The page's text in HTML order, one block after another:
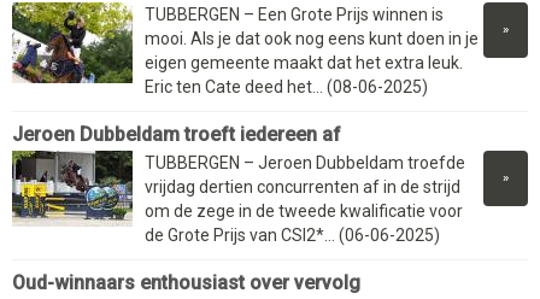
»
TUBBERGEN – Een Grote Prijs winnen is
mooi. Als je dat ook nog eens kunt doen in je
eigen gemeente maakt dat het extra leuk.
Eric ten Cate deed het... (08-06-2025)
Jeroen Dubbeldam troeft iedereen af
»
TUBBERGEN – Jeroen Dubbeldam troefde
vrijdag dertien concurrenten af in de strijd
om de zege in de tweede kwalificatie voor
de Grote Prijs van CSI2*... (06-06-2025)
Oud-winnaars enthousiast over vervolg